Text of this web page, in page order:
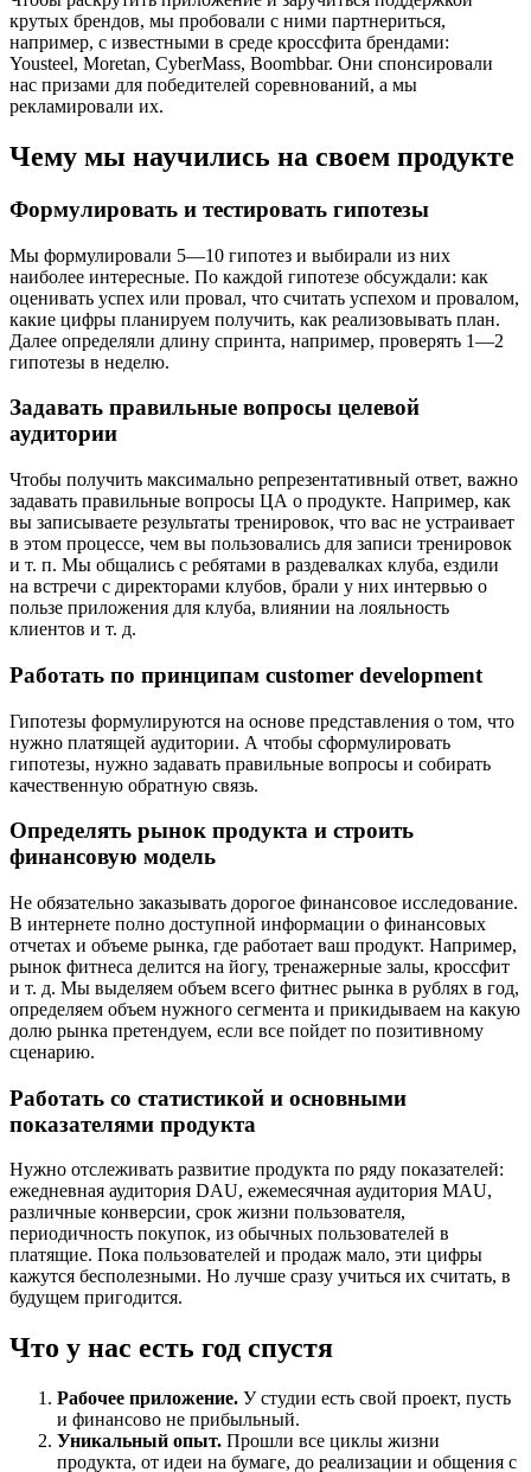
крутых брендов, мы пробовали с ними партнериться,
например, с известными в среде кроссфита брендами:
Yousteel, Moretan, CyberMass, Boombbar. Они спонсировали
нас призами для победителей соревнований, а мы
рекламировали их.
Чему мы научились на своем продукте
Формулировать и тестировать гипотезы
Мы формулировали 5—10 гипотез и выбирали из них
наиболее интересные. По каждой гипотезе обсуждали: как
оценивать успех или провал, что считать успехом и провалом,
какие цифры планируем получить, как реализовывать план.
Далее определяли длину спринта, например, проверять 1—2
гипотезы в неделю.
Задавать правильные вопросы целевой
аудитории
Чтобы получить максимально репрезентативный ответ, важно
задавать правильные вопросы ЦА о продукте. Например, как
вы записываете результаты тренировок, что вас не устраивает
в этом процессе, чем вы пользовались для записи тренировок
и т. п. Мы общались с ребятами в раздевалках клуба, ездили
на встречи с директорами клубов, брали у них интервью о
пользе приложения для клуба, влиянии на лояльность
клиентов и т. д.
Работать по принципам customer development
Гипотезы формулируются на основе представления о том, что
нужно платящей аудитории. А чтобы сформулировать
гипотезы, нужно задавать правильные вопросы и собирать
качественную обратную связь.
Определять рынок продукта и строить
финансовую модель
Не обязательно заказывать дорогое финансовое исследование.
В интернете полно доступной информации о финансовых
отчетах и объеме рынка, где работает ваш продукт. Например,
рынок фитнеса делится на йогу, тренажерные залы, кроссфит
и т. д. Мы выделяем объем всего фитнес рынка в рублях в год,
определяем объем нужного сегмента и прикидываем на какую
долю рынка претендуем, если все пойдет по позитивному
сценарию.
Работать со статистикой и основными
показателями продукта
Нужно отслеживать развитие продукта по ряду показателей:
ежедневная аудитория DAU, ежемесячная аудитория MAU,
различные конверсии, срок жизни пользователя,
периодичность покупок, из обычных пользователей в
платящие. Пока пользователей и продаж мало, эти цифры
кажутся бесполезными. Но лучше сразу учиться их считать, в
будущем пригодится.
Что у нас есть год спустя
Рабочее приложение. У студии есть свой проект, пусть
и финансово не прибыльный.
Уникальный опыт. Прошли все циклы жизни
продукта, от идеи на бумаге, до реализации и общения с